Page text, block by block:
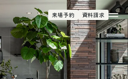
来場予約 資料請求